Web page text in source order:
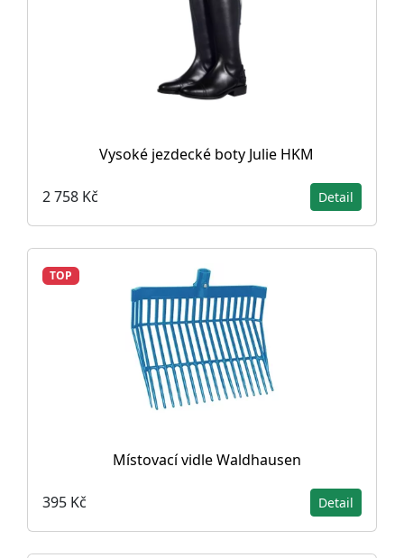
Vysoké jezdecké boty Julie HKM
2 758 Kč Detail
TOP
Místovací vidle Waldhausen
395 Kč Detail